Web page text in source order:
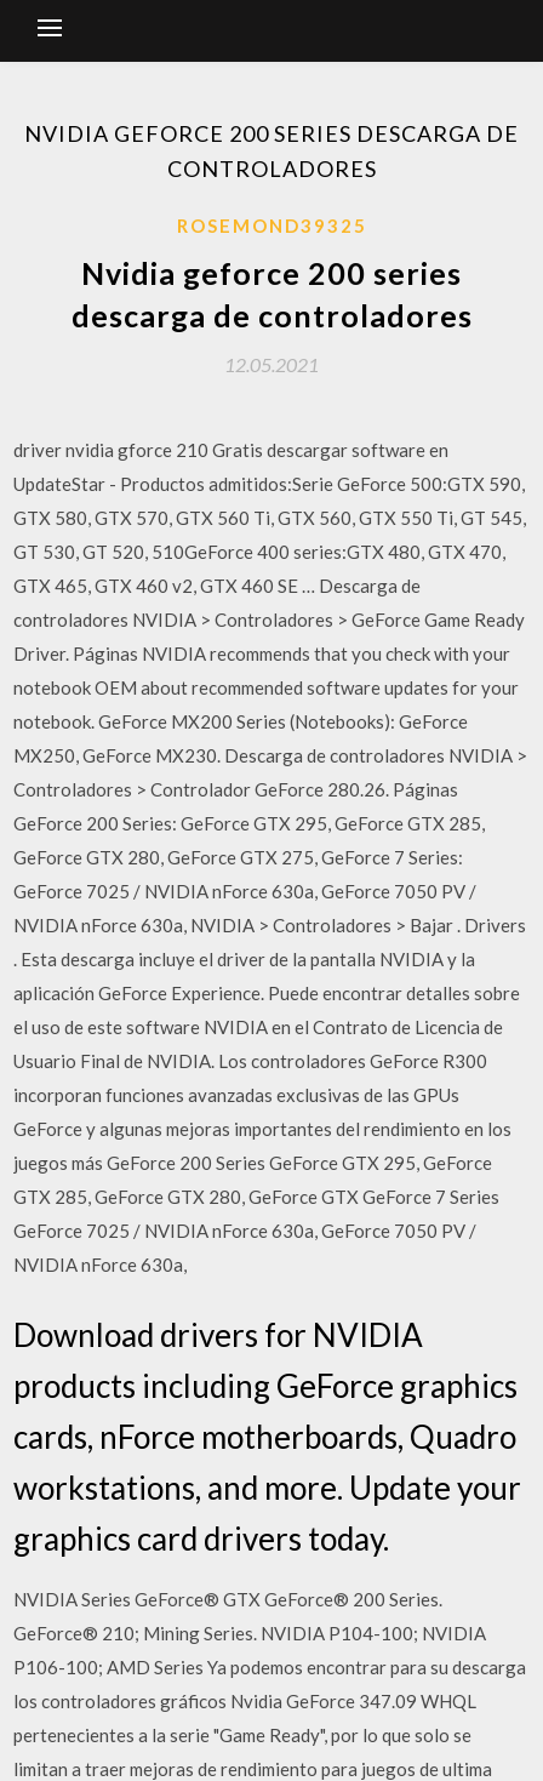
NVIDIA GEFORCE 200 SERIES DESCARGA DE
CONTROLADORES
ROSEMOND39325
Nvidia geforce 200 series
descarga de controladores
12.05.2021
driver nvidia gforce 210 Gratis descargar software en
UpdateStar - Productos admitidos:Serie GeForce 500:GTX 590,
GTX 580, GTX 570, GTX 560 Ti, GTX 560, GTX 550 Ti, GT 545,
GT 530, GT 520, 510GeForce 400 series:GTX 480, GTX 470,
GTX 465, GTX 460 v2, GTX 460 SE … Descarga de
controladores NVIDIA > Controladores > GeForce Game Ready
Driver. Páginas NVIDIA recommends that you check with your
notebook OEM about recommended software updates for your
notebook. GeForce MX200 Series (Notebooks): GeForce
MX250, GeForce MX230. Descarga de controladores NVIDIA >
Controladores > Controlador GeForce 280.26. Páginas
GeForce 200 Series: GeForce GTX 295, GeForce GTX 285,
GeForce GTX 280, GeForce GTX 275, GeForce 7 Series:
GeForce 7025 / NVIDIA nForce 630a, GeForce 7050 PV /
NVIDIA nForce 630a, NVIDIA > Controladores > Bajar . Drivers
. Esta descarga incluye el driver de la pantalla NVIDIA y la
aplicación GeForce Experience. Puede encontrar detalles sobre
el uso de este software NVIDIA en el Contrato de Licencia de
Usuario Final de NVIDIA. Los controladores GeForce R300
incorporan funciones avanzadas exclusivas de las GPUs
GeForce y algunas mejoras importantes del rendimiento en los
juegos más GeForce 200 Series GeForce GTX 295, GeForce
GTX 285, GeForce GTX 280, GeForce GTX GeForce 7 Series
GeForce 7025 / NVIDIA nForce 630a, GeForce 7050 PV /
NVIDIA nForce 630a,
Download drivers for NVIDIA
products including GeForce graphics
cards, nForce motherboards, Quadro
workstations, and more. Update your
graphics card drivers today.
NVIDIA Series GeForce® GTX GeForce® 200 Series.
GeForce® 210; Mining Series. NVIDIA P104-100; NVIDIA
P106-100; AMD Series Ya podemos encontrar para su descarga
los controladores gráficos Nvidia GeForce 347.09 WHQL
pertenecientes a la serie "Game Ready", por lo que solo se
limitan a traer mejoras de rendimiento para juegos de ultima